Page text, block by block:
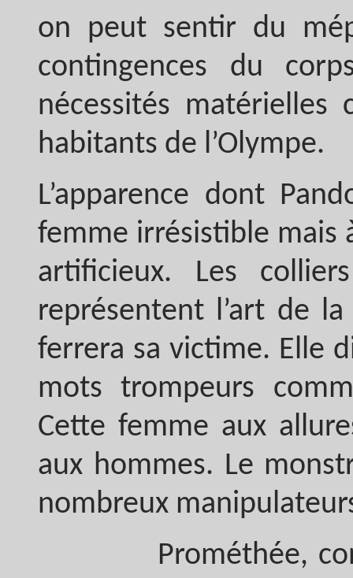
on peut sentir du
contingences du
nécessités
habitants de l’Olympe.
L’apparence dont
femme irrésistible mais
artificieux. Les
représentent l’art de
ferrera sa victime. Elle
mots trompeurs
Cette femme aux
aux hommes. Le
nombreux
Prométhée,